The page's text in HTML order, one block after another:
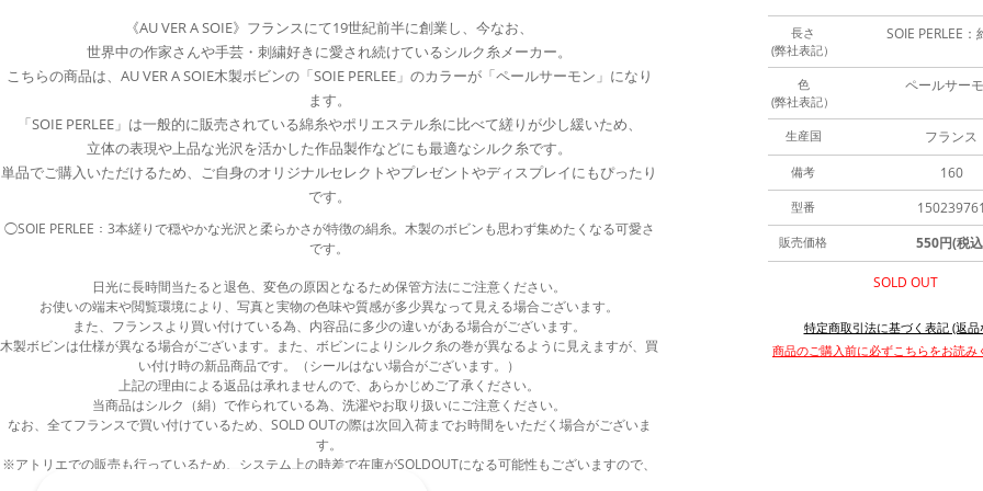
《AU VER A SOIE》フランスにて19世紀前半に創業し、今なお、
世界中の作家さんや手芸・刺繍好きに愛され続けているシルク糸メーカー。
こちらの商品は、AU VER A SOIE木製ボビンの「SOIE PERLEE」のカラーが「ペールサーモン」になり
ます。
「SOIE PERLEE」は一般的に販売されている綿糸やポリエステル糸に比べて縒りが少し緩いため、
立体の表現や上品な光沢を活かした作品製作などにも最適なシルク糸です。
単品でご購入いただけるため、ご自身のオリジナルセレクトやプレゼントやディスプレイにもぴったり
です。
◯SOIE PERLEE：3本縒りで穏やかな光沢と柔らかさが特徴の絹糸。木製のボビンも思わず集めたくなる可愛さ
です。
日光に長時間当たると退色、変色の原因となるため保管方法にご注意ください。
お使いの端末や閲覧環境により、写真と実物の色味や質感が多少異なって見える場合ございます。
また、フランスより買い付けている為、内容品に多少の違いがある場合がございます。
木製ボビンは仕様が異なる場合がございます。また、ボビンによりシルク糸の巻が異なるように見えますが、買
い付け時の新品商品です。（シールはない場合がございます。）
上記の理由による返品は承れませんので、あらかじめご了承ください。
当商品はシルク（絹）で作られている為、洗濯やお取り扱いにご注意ください。
なお、全てフランスで買い付けているため、SOLD OUTの際は次回入荷までお時間をいただく場合がございま
す。
※アトリエでの販売も行っているため、システム上の時差で在庫がSOLDOUTになる可能性もございますので、
長さ
(弊社表記）
SOIE PERLEE
色
(弊社表記）
ペールサー
生産国 フランス
備考 160
型番 150239761
販売価格 550円(税
SOLD OUT
特定商取引法に基づく表記 (返品
商品のご購入前に必ずこちらをお読み